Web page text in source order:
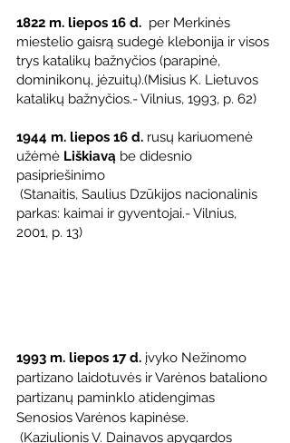
1822 m. liepos 16 d. per Merkinės
miestelio gaisrą sudegė klebonija ir visos
trys katalikų bažnyčios (parapinė,
dominikonų, jėzuitų).(Misius K. Lietuvos
katalikų bažnyčios.- Vilnius, 1993, p. 62)
1944 m. liepos 16 d. rusų kariuomenė
užėmė Liškiavą be didesnio
pasipriešinimo
parkas: kaimai ir gyventojai.- Vilnius,
2001, p. 13)
1993 m. liepos 17 d. įvyko Nežinomo
partizano laidotuvės ir Varėnos bataliono
partizanų paminklo atidengimas
Senosios Varėnos kapinėse.